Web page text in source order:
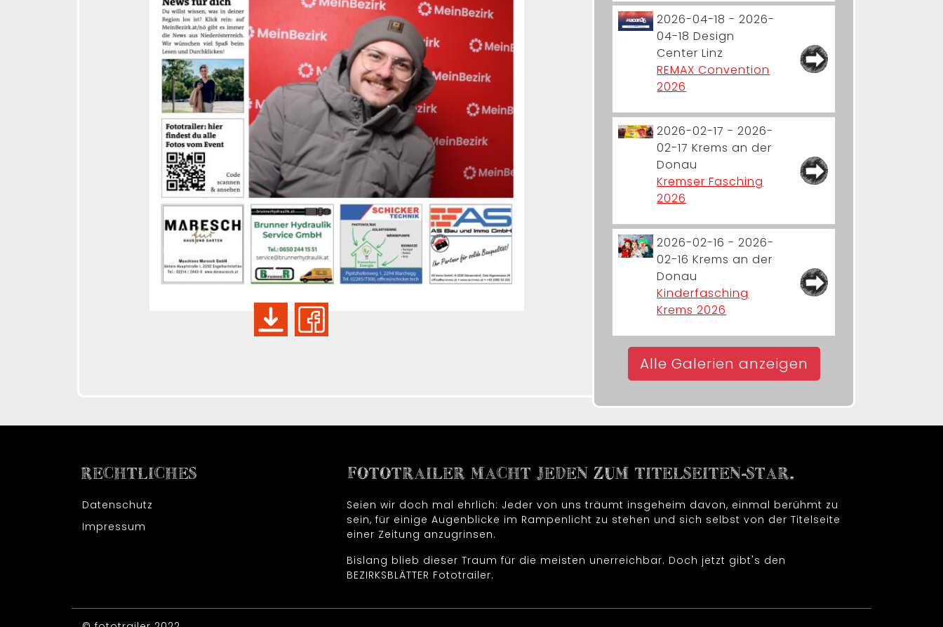
2026-04-18 - 2026-
04-18 Design
Center Linz
REMAX Convention
2026
2026-02-17 - 2026-
02-17 Krems an der
Donau
Kremser Fasching
2026
2026-02-16 - 2026-
02-16 Krems an der
Donau
Kinderfasching
Krems 2026
Alle Galerien anzeigen
RECHTLICHES
Datenschutz
Impressum
FOTOTRAILER MACHT JEDEN ZUM TITELSEITEN-STAR.
Seien wir doch mal ehrlich: Jeder von uns träumt insgeheim davon, einmal berühmt zu
sein, für einige Augenblicke im Rampenlicht zu stehen und sich selbst von der Titelseite
einer Zeitung anzugrinsen.
Bislang blieb dieser Traum für die meisten unerreichbar. Doch jetzt gibt's den
BEZIRKSBLÄTTER Fototrailer.